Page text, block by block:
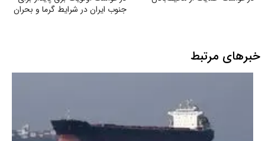
جنوب ایران در شرایط گرما و بحران
خبرهای مرتبط